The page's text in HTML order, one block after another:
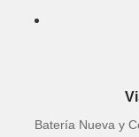
Batería Nueva y